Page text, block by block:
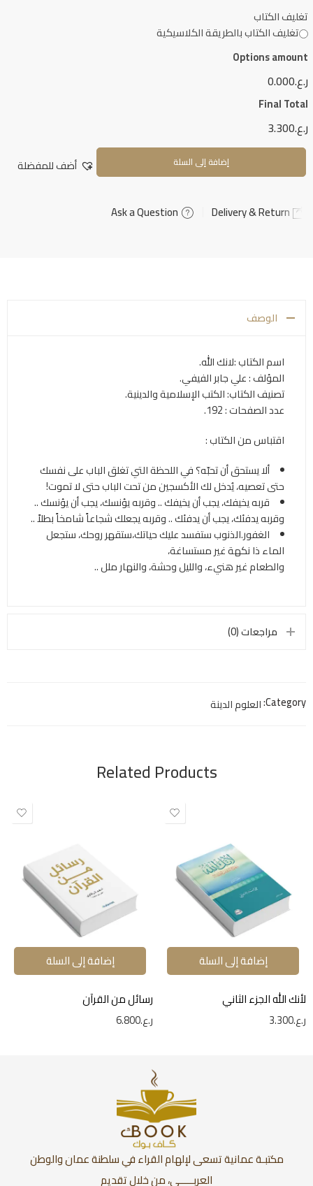
تغليف الكتاب
تغليف الكتاب بالطريقة الكلاسيكية
Options amount
ر.ع.0.000
Final Total
ر.ع.3.300
إضافة إلى السلة أضف للمفضلة
الوصف
اسم الكتاب :لانك الله.
المؤلف : علي جابر الفيفي.
تصنيف الكتاب: الكتب الإسلامية والدينية.
عدد الصفحات : 192.
اقتباس من الكتاب :
ألا يستحق أن تحبّه؟ في اللحظة التي تغلق الباب على نفسك
حتى تعصيه، يُدخل لك الأكسجين من تحت الباب حتى لا تموت!
قربه يخيفك، يجب أن يخيفك .. وقربه يؤنسك، يجب أن يؤنسك ..
وقربه يدفئك، يجب أن يدفئك .. وقربه يجعلك شجاعاً شامخاً بطلاً ..
الغفور.الذنوب ستفسد عليك حياتك،ستقهر روحك، ستجعل
الماء ذا نكهة غير مستساغة،
والطعام غير هنيء، والليل وحشة، والنهار ملل ..
مراجعات (0)
Category: العلوم الدينة
Related Products
إضافة إلى السلة
لأنك الله الجزء الثاني
ر.ع.3.300
إضافة إلى السلة
رسائل من القرآن
ر.ع.6.800
مكتبـة عمانية تسعى لإلهام القراء في سلطنة عمان والوطن
العربـــــي، من خلال تقديم